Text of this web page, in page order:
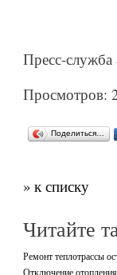
Пресс-служба
Просмотров:
Поделиться…
» к списку
Читайте
Ремонт теплотрассы
Отключение